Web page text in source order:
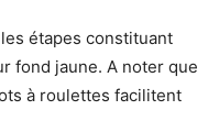
étapes constituant
fond jaune. A noter que
à roulettes facilitent